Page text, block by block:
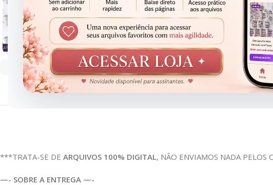
Clique para ampliar
***TRATA-SE DE ARQUIVOS 100% DIGITAL, NÃO ENVIAMOS NADA PELOS
—- SOBRE A ENTREGA —-